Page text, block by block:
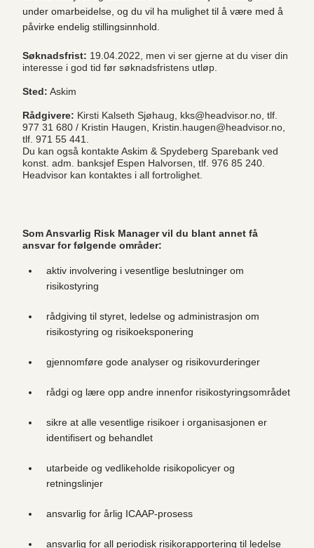
under omarbeidelse, og du vil ha mulighet til å være med å
påvirke endelig stillingsinnhold.
Søknadsfrist: 19.04.2022, men vi ser gjerne at du viser din
interesse i god tid før søknadsfristens utløp.
Sted: Askim
Rådgivere: Kirsti Kalseth Sjøhaug, kks@headvisor.no, tlf.
977 31 680 / Kristin Haugen, Kristin.haugen@headvisor.no,
tlf. 971 55 441.
Du kan også kontakte Askim & Spydeberg Sparebank ved
konst. adm. banksjef Espen Halvorsen, tlf. 976 85 240.
Headvisor kan kontaktes i all fortrolighet.
Som Ansvarlig Risk Manager vil du blant annet få
ansvar for følgende områder:
aktiv involvering i vesentlige beslutninger om
risikostyring
rådgiving til styret, ledelse og administrasjon om
risikostyring og risikoeksponering
gjennomføre gode analyser og risikovurderinger
rådgi og lære opp andre innenfor risikostyringsområdet
sikre at alle vesentlige risikoer i organisasjonen er
identifisert og behandlet
utarbeide og vedlikeholde risikopolicyer og
retningslinjer
ansvarlig for årlig ICAAP-prosess
ansvarlig for all periodisk risikorapportering til ledelse